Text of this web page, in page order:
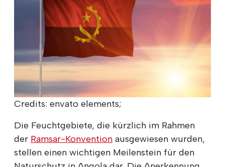
Credits: envato elements;
Die Feuchtgebiete, die kürzlich im Rahmen
der Ramsar-Konvention ausgewiesen wurden,
stellen einen wichtigen Meilenstein für den